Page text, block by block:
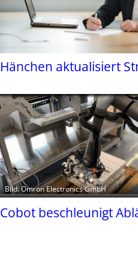
Hänchen aktualisiert
Bild: Omron Electronics GmbH
Cobot beschleunigt